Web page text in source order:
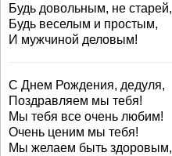
Будь довольным, не старей,
Будь веселым и простым,
И мужчиной деловым!
С Днем Рождения, дедуля,
Поздравляем мы тебя!
Мы тебя все очень любим!
Очень ценим мы тебя!
Мы желаем быть здоровым,